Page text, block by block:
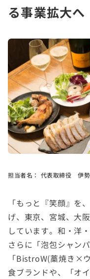
る事業拡大へ
担当者名： 代表取締役 伊
「もっと『笑顔』を
げ、東京、宮城、大
しています。和・洋
さらに「泡包シャン
「BistroW(藁焼き×
食ブランドや、「オ